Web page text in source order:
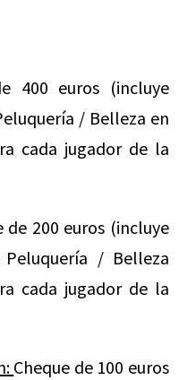
400 euros (incluye
/ Belleza en
cada jugador de la
de 200 euros (incluye
/ Belleza
cada jugador de la
Cheque de 100 euros